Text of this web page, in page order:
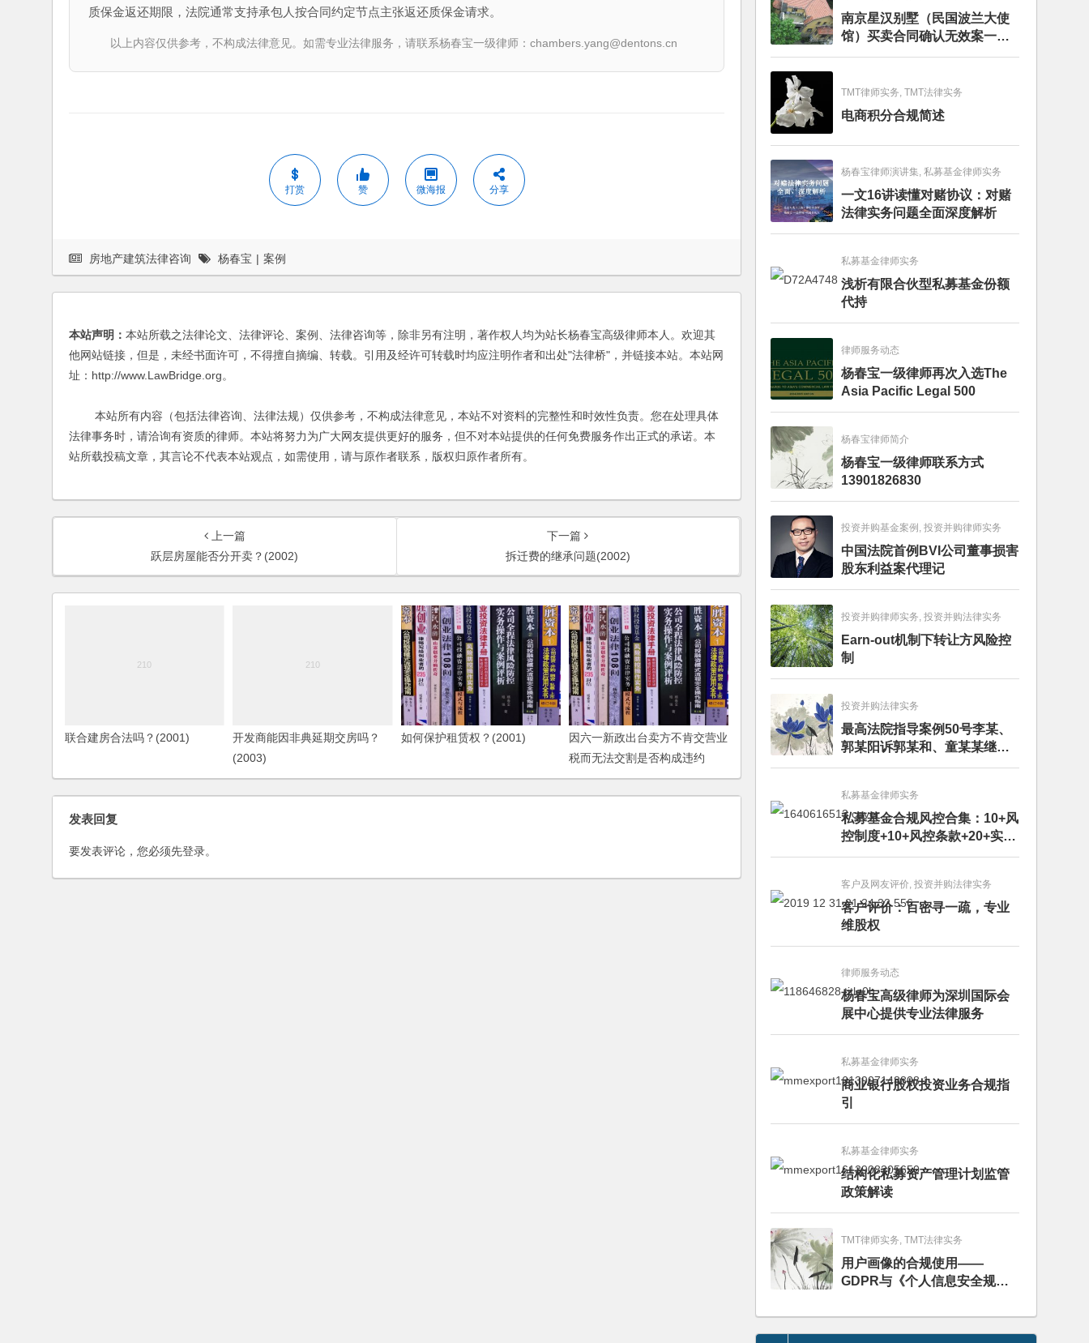
质保金返还期限，法院通常支持承包人按合同约定节点主张返还质保金请求。
以上内容仅供参考，不构成法律意见。如需专业法律服务，请联系杨春宝一级律师：chambers.yang@dentons.cn
打赏 赞 微海报 分享
房地产建筑法律咨询 杨春宝 | 案例
本站声明： 本站所载之法律论文、法律评论、案例、法律咨询等，除非另有注明，著作权人均为站长杨春宝高级律师本人。欢迎其
他网站链接，但是，未经书面许可，不得擅自摘编、转载。引用及经许可转载时均应注明作者和出处"法律桥"，并链接本站。本站网
址：http://www.LawBridge.org。
本站所有内容（包括法律咨询、法律法规）仅供参考，不构成法律意见，本站不对资料的完整性和时效性负责。您在处理具体
法律事务时，请洽询有资质的律师。本站将努力为广大网友提供更好的服务，但不对本站提供的任何免费服务作出正式的承诺。本
站所载投稿文章，其言论不代表本站观点，如需使用，请与原作者联系，版权归原作者所有。
上一篇
跃层房屋能否分开卖？(2002)
下一篇
拆迁费的继承问题(2002)
联合建房合法吗？(2001)
开发商能因非典延期交房吗？
(2003)
如何保护租赁权？(2001)
因六一新政出台卖方不肯交营业
税而无法交割是否构成违约
(2006)
发表回复
要发表评论，您必须先登录。
南京星汉别墅（民国波兰大使
馆）买卖合同确认无效案一审
判决书
TMT律师实务, TMT法律实务
电商积分合规简述
杨春宝律师演讲集, 私募基金律师实务
一文16讲读懂对赌协议：对赌
法律实务问题全面深度解析
私募基金律师实务
浅析有限合伙型私募基金份额
代持
律师服务动态
杨春宝一级律师再次入选The
Asia Pacific Legal 500
杨春宝律师简介
杨春宝一级律师联系方式
13901826830
投资并购基金案例, 投资并购律师实务
中国法院首例BVI公司董事损害
股东利益案代理记
投资并购律师实务, 投资并购法律实务
Earn-out机制下转让方风险控
制
投资并购法律实务
最高法院指导案例50号李某、
郭某阳诉郭某和、童某某继承
纠纷案
私募基金律师实务
私募基金合规风控合集：10+风
控制度+10+风控条款+20+实务
文章+每月动态
客户及网友评价, 投资并购法律实务
客户评价：百密寻一疏，专业
维股权
律师服务动态
杨春宝高级律师为深圳国际会
展中心提供专业法律服务
私募基金律师实务
商业银行股权投资业务合规指
引
私募基金律师实务
结构化私募资产管理计划监管
政策解读
TMT律师实务, TMT法律实务
用户画像的合规使用——
GDPR与《个人信息安全规